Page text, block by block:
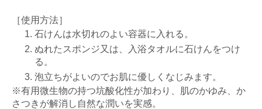
［使用方法］
石けんは水切れのよい容器に入れる。
ぬれたスポンジ又は、入浴タオルに石けんをつけ
る。
泡立ちがよいのでお肌に優しくなじみます。
※有用微生物の持つ坑酸化性が加わり、肌のかゆみ、か
さつきが解消し自然な潤いを実感。